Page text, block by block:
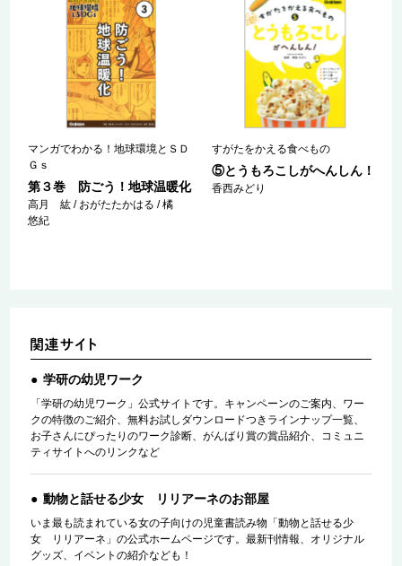
マンガでわかる！地球環境とＳＤ
Ｇｓ
第３巻 防ごう！地球温暖化
高月 紘 / おがたたかはる / 橘
悠紀
すがたをかえる食べもの
⑤とうもろこしがへんしん！
香西みどり
学研の幼児ワーク
「学研の幼児ワーク」公式サイトです。キャンペーンのご案内、ワー
クの特徴のご紹介、無料お試しダウンロードつきラインナップ一覧、
お子さんにぴったりのワーク診断、がんばり賞の賞品紹介、コミュニ
ティサイトへのリンクなど
動物と話せる少女 リリアーネのお部屋
いま最も読まれている女の子向けの児童書読み物「動物と話せる少
女 リリアーネ」の公式ホームページです。最新刊情報、オリジナル
グッズ、イベントの紹介なども！